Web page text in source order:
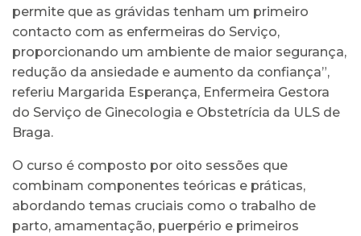
permite que as grávidas tenham um primeiro
contacto com as enfermeiras do Serviço,
proporcionando um ambiente de maior segurança,
redução da ansiedade e aumento da confiança”,
referiu Margarida Esperança, Enfermeira Gestora
do Serviço de Ginecologia e Obstetrícia da ULS de
Braga.
O curso é composto por oito sessões que
combinam componentes teóricas e práticas,
abordando temas cruciais como o trabalho de
parto, amamentação, puerpério e primeiros